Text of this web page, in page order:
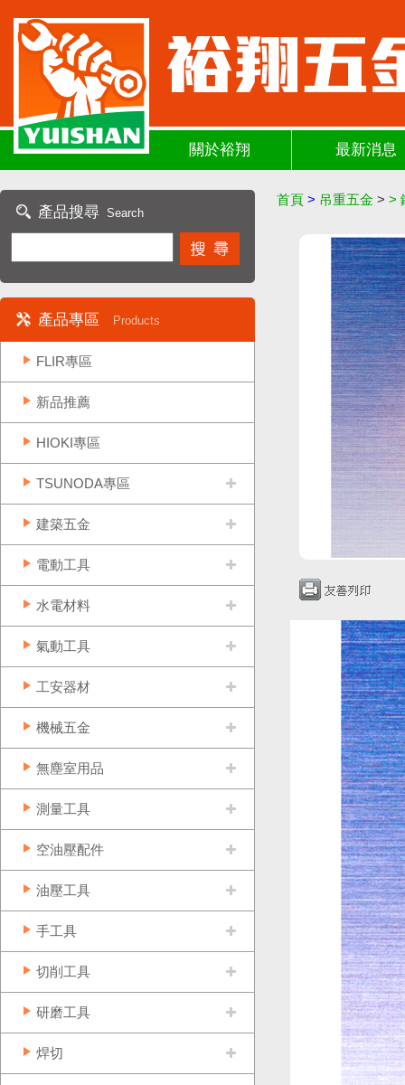
關於裕翔 最新消息
產品搜尋 Search
產品專區 Products
FLIR專區
新品推薦
HIOKI專區
TSUNODA專區
建築五金
電動工具
水電材料
氣動工具
工安器材
機械五金
無塵室用品
測量工具
空油壓配件
油壓工具
手工具
切削工具
研磨工具
焊切
首頁 > 吊重五金 > >